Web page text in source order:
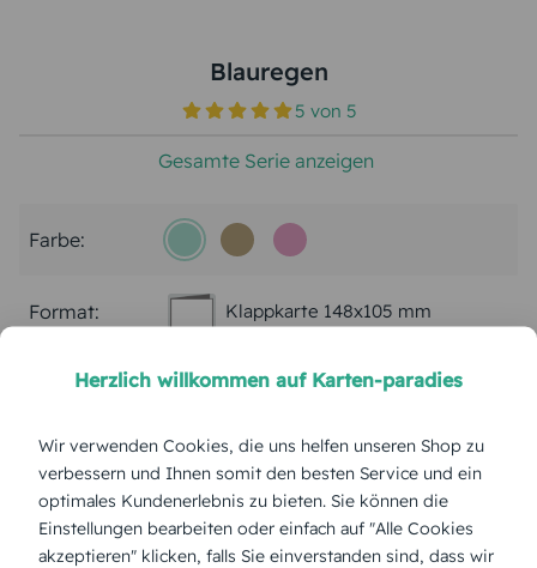
Blauregen
5 von 5
Gesamte Serie anzeigen
Farbe:
Format: Klappkarte 148x105 mm
Papierart: Bilderdruck
Menge:
Stückpreis: 2,60 €
Herzlich willkommen auf Karten-paradies
Wir verwenden Cookies, die uns helfen unseren Shop zu
verbessern und Ihnen somit den besten Service und ein
optimales Kundenerlebnis zu bieten. Sie können die
Einstellungen bearbeiten oder einfach auf "Alle Cookies
akzeptieren" klicken, falls Sie einverstanden sind, dass wir